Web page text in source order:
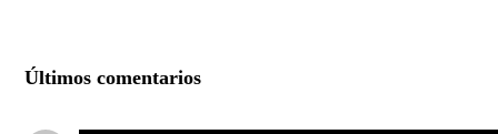
Últimos comentarios